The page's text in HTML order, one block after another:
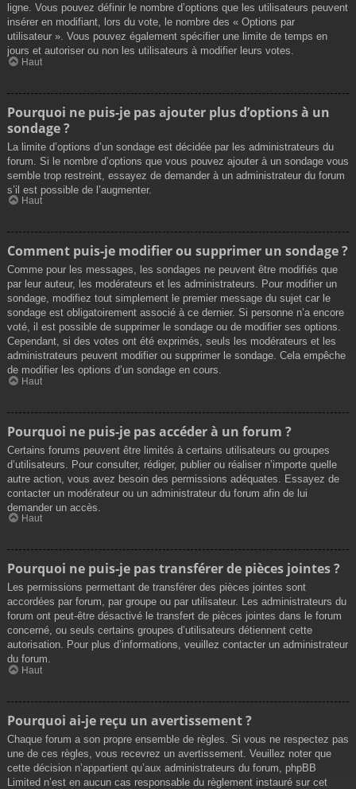
ligne. Vous pouvez définir le nombre d’options que les utilisateurs peuvent
insérer en modifiant, lors du vote, le nombre des « Options par
utilisateur ». Vous pouvez également spécifier une limite de temps en
jours et autoriser ou non les utilisateurs à modifier leurs votes.
Haut
Pourquoi ne puis-je pas ajouter plus d’options à un
sondage ?
La limite d’options d’un sondage est décidée par les administrateurs du
forum. Si le nombre d’options que vous pouvez ajouter à un sondage vous
semble trop restreint, essayez de demander à un administrateur du forum
s’il est possible de l’augmenter.
Haut
Comment puis-je modifier ou supprimer un sondage ?
Comme pour les messages, les sondages ne peuvent être modifiés que
par leur auteur, les modérateurs et les administrateurs. Pour modifier un
sondage, modifiez tout simplement le premier message du sujet car le
sondage est obligatoirement associé à ce dernier. Si personne n’a encore
voté, il est possible de supprimer le sondage ou de modifier ses options.
Cependant, si des votes ont été exprimés, seuls les modérateurs et les
administrateurs peuvent modifier ou supprimer le sondage. Cela empêche
de modifier les options d’un sondage en cours.
Haut
Pourquoi ne puis-je pas accéder à un forum ?
Certains forums peuvent être limités à certains utilisateurs ou groupes
d’utilisateurs. Pour consulter, rédiger, publier ou réaliser n’importe quelle
autre action, vous avez besoin des permissions adéquates. Essayez de
contacter un modérateur ou un administrateur du forum afin de lui
demander un accès.
Haut
Pourquoi ne puis-je pas transférer de pièces jointes ?
Les permissions permettant de transférer des pièces jointes sont
accordées par forum, par groupe ou par utilisateur. Les administrateurs du
forum ont peut-être désactivé le transfert de pièces jointes dans le forum
concerné, ou seuls certains groupes d’utilisateurs détiennent cette
autorisation. Pour plus d’informations, veuillez contacter un administrateur
du forum.
Haut
Pourquoi ai-je reçu un avertissement ?
Chaque forum a son propre ensemble de règles. Si vous ne respectez pas
une de ces règles, vous recevrez un avertissement. Veuillez noter que
cette décision n’appartient qu’aux administrateurs du forum, phpBB
Limited n’est en aucun cas responsable du règlement instauré sur cet